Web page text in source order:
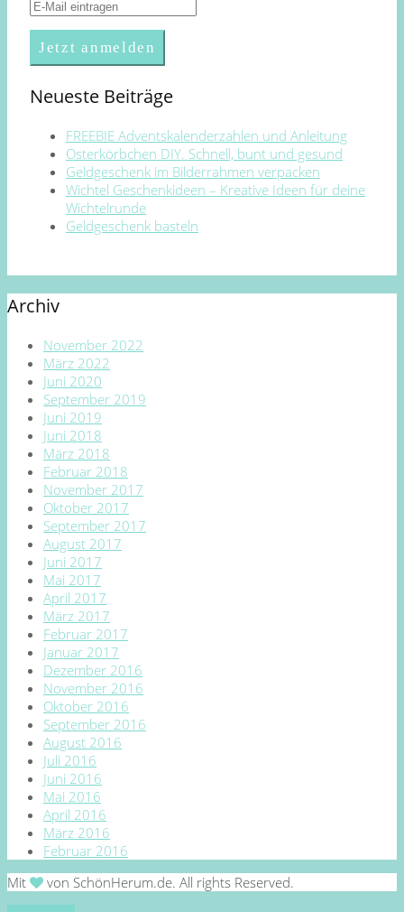
Neueste Beiträge
FREEBIE Adventskalenderzahlen und Anleitung
Osterkörbchen DIY. Schnell, bunt und gesund
Geldgeschenk im Bilderrahmen verpacken
Wichtel Geschenkideen – Kreative Ideen für deine
Wichtelrunde
Geldgeschenk basteln
Archiv
November 2022
März 2022
Juni 2020
September 2019
Juni 2019
Juni 2018
März 2018
Februar 2018
November 2017
Oktober 2017
September 2017
August 2017
Juni 2017
Mai 2017
April 2017
März 2017
Februar 2017
Januar 2017
Dezember 2016
November 2016
Oktober 2016
September 2016
August 2016
Juli 2016
Juni 2016
Mai 2016
April 2016
März 2016
Februar 2016
Mit
von SchönHerum.de. All rights Reserved.